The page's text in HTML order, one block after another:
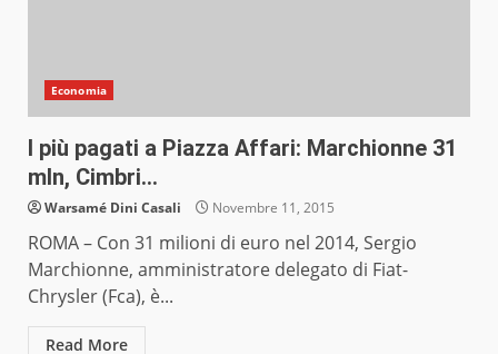
Economia
I più pagati a Piazza Affari: Marchionne 31
mln, Cimbri…
Warsamé Dini Casali Novembre 11, 2015
ROMA – Con 31 milioni di euro nel 2014, Sergio
Marchionne, amministratore delegato di Fiat-
Chrysler (Fca), è...
Read More